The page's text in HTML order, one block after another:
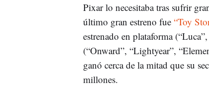
Pixar lo necesitaba tras sufrir
último gran estreno fue “Toy
estrenado en plataforma
(“Onward”, “Lightyear”,
ganó cerca de la mitad que su
millones.